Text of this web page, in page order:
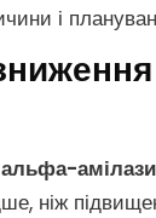
і
альфа-амілази
ніж